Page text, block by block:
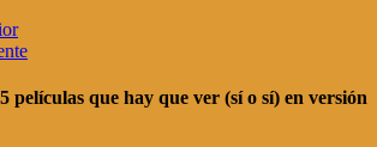
películas que hay que ver (sí o sí) en versión